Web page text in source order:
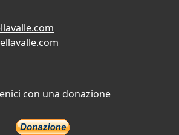
con una donazione